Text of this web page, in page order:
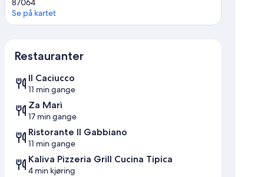
87064
Se på kartet
Restauranter
Il Caciucco
11 min gange
Za Marì
17 min gange
Ristorante Il Gabbiano
11 min gange
Kaliva Pizzeria Grill Cucina Tipica
4 min kjøring